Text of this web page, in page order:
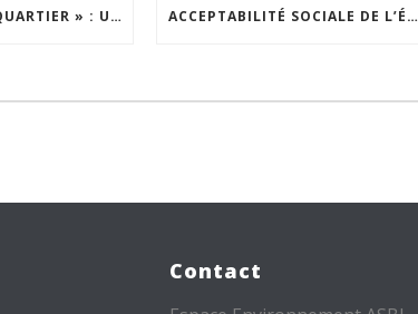
« INSPIRONS LE QUARTIER » : UN NOUVEL APPEL À PROJETS EST LANCÉ ! ACCEPTABILITÉ SOCIALE DE L’ÉCLAIRAGE NOCTURNE : LE REPLAY EST DISPONIBLE
Contact